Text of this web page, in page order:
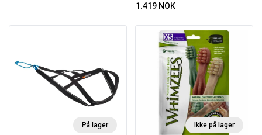
1.419 NOK
På lager Ikke på lager